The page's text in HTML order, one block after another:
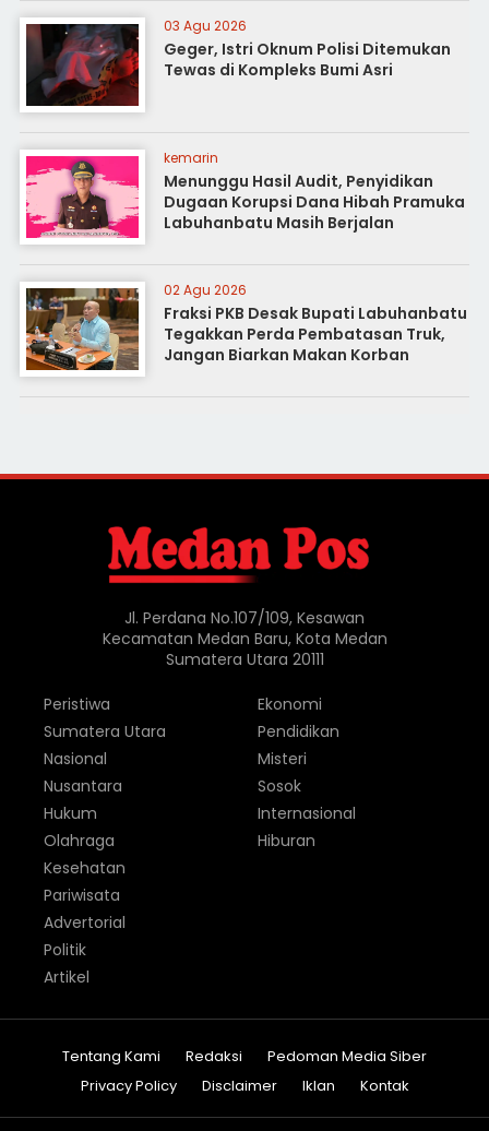
03 Agu 2026
Geger, Istri Oknum Polisi Ditemukan
Tewas di Kompleks Bumi Asri
kemarin
Menunggu Hasil Audit, Penyidikan
Dugaan Korupsi Dana Hibah Pramuka
Labuhanbatu Masih Berjalan
02 Agu 2026
Fraksi PKB Desak Bupati Labuhanbatu
Tegakkan Perda Pembatasan Truk,
Jangan Biarkan Makan Korban
Jl. Perdana No.107/109, Kesawan
Kecamatan Medan Baru, Kota Medan
Sumatera Utara 20111
Peristiwa
Sumatera Utara
Nasional
Nusantara
Hukum
Olahraga
Ekonomi
Pendidikan
Misteri
Sosok
Internasional
Hiburan
Kesehatan
Pariwisata
Advertorial
Politik
Artikel
Tentang Kami Redaksi
Pedoman Media Siber
Privacy Policy
Disclaimer Iklan Kontak